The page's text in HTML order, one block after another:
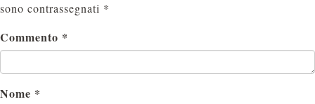
sono contrassegnati *
Commento *
Nome *